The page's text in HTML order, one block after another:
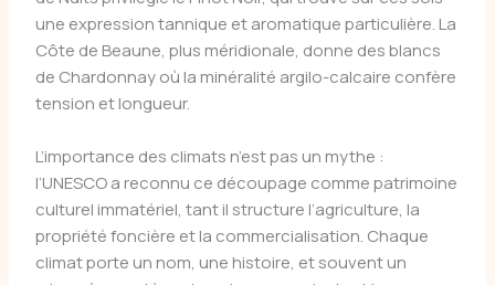
une expression tannique et aromatique particulière. La
Côte de Beaune, plus méridionale, donne des blancs
de Chardonnay où la minéralité argilo-calcaire confère
tension et longueur.
L’importance des climats n’est pas un mythe :
l’UNESCO a reconnu ce découpage comme patrimoine
culturel immatériel, tant il structure l’agriculture, la
propriété foncière et la commercialisation. Chaque
climat porte un nom, une histoire, et souvent un